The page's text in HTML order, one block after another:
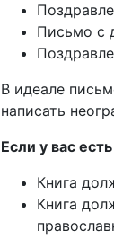
Письмо с
В идеале
написать
Если у вас
Книга
Книга